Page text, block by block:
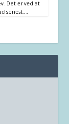
Det er ved at
senest,…